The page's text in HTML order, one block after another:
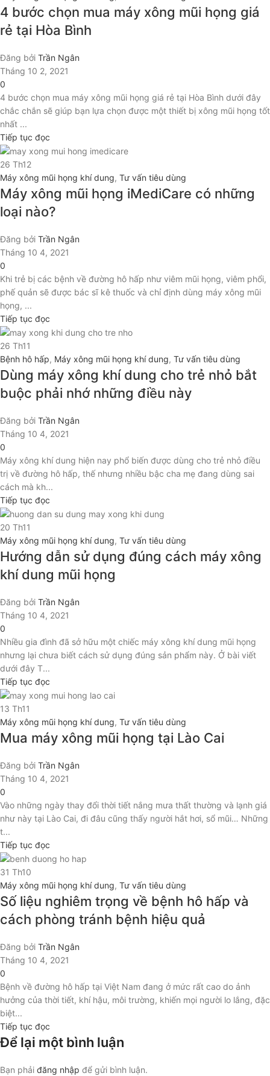
4 bước chọn mua máy xông mũi họng giá
rẻ tại Hòa Bình
Đăng bởi Trần Ngân
Tháng 10 2, 2021
0
4 bước chọn mua máy xông mũi họng giá rẻ tại Hòa Bình dưới đây
chắc chắn sẽ giúp bạn lựa chọn được một thiết bị xông mũi họng tốt
nhất ...
Tiếp tục đọc
26 Th12
Máy xông mũi họng khí dung, Tư vấn tiêu dùng
Máy xông mũi họng iMediCare có những
loại nào?
Đăng bởi Trần Ngân
Tháng 10 4, 2021
0
Khi trẻ bị các bệnh về đường hô hấp như viêm mũi họng, viêm phổi,
phế quản sẽ được bác sĩ kê thuốc và chỉ định dùng máy xông mũi
họng, ...
Tiếp tục đọc
26 Th11
Bệnh hô hấp, Máy xông mũi họng khí dung, Tư vấn tiêu dùng
Dùng máy xông khí dung cho trẻ nhỏ bắt
buộc phải nhớ những điều này
Đăng bởi Trần Ngân
Tháng 10 4, 2021
0
Máy xông khí dung hiện nay phổ biến được dùng cho trẻ nhỏ điều
trị về đường hô hấp, thế nhưng nhiều bậc cha mẹ đang dùng sai
cách mà kh...
Tiếp tục đọc
20 Th11
Máy xông mũi họng khí dung, Tư vấn tiêu dùng
Hướng dẫn sử dụng đúng cách máy xông
khí dung mũi họng
Đăng bởi Trần Ngân
Tháng 10 4, 2021
0
Nhiều gia đình đã sở hữu một chiếc máy xông khí dung mũi họng
nhưng lại chưa biết cách sử dụng đúng sản phẩm này. Ở bài viết
dưới đây T...
Tiếp tục đọc
13 Th11
Máy xông mũi họng khí dung, Tư vấn tiêu dùng
Mua máy xông mũi họng tại Lào Cai
Đăng bởi Trần Ngân
Tháng 10 4, 2021
0
Vào những ngày thay đổi thời tiết nắng mưa thất thường và lạnh giá
như này tại Lào Cai, đi đâu cũng thấy người hắt hơi, sổ mũi… Những
t...
Tiếp tục đọc
31 Th10
Máy xông mũi họng khí dung, Tư vấn tiêu dùng
Số liệu nghiêm trọng về bệnh hô hấp và
cách phòng tránh bệnh hiệu quả
Đăng bởi Trần Ngân
Tháng 10 4, 2021
0
Bệnh về đường hô hấp tại Việt Nam đang ở mức rất cao do ảnh
hưởng của thời tiết, khí hậu, môi trường, khiến mọi người lo lắng, đặc
biệt...
Tiếp tục đọc
Để lại một bình luận
Bạn phải đăng nhập để gửi bình luận.